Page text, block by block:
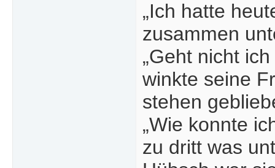
„Ich hatte
zusammen
„Geht nicht
winkte seine
stehen
„Wie konnte
zu dritt was